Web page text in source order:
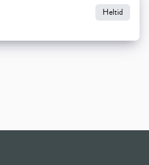
Heltid